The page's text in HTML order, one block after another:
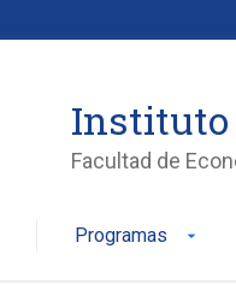
Instituto
Facultad de
Programas arrow_drop_down